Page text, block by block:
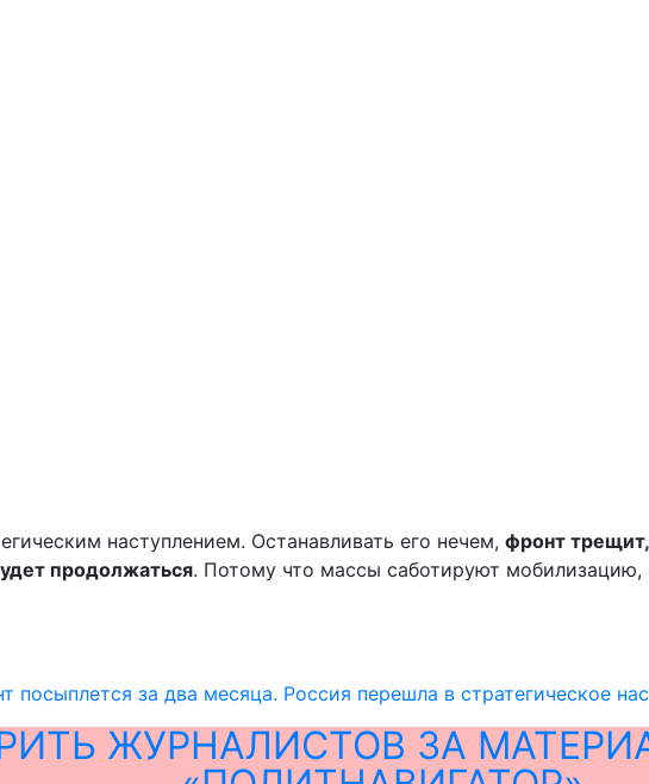
наступлением. Останавливать его нечем, фронт трещит,
продолжаться. Потому что массы саботируют
посыплется за два месяца. Россия перешла в стратегическое
ЖУРНАЛИСТОВ ЗА